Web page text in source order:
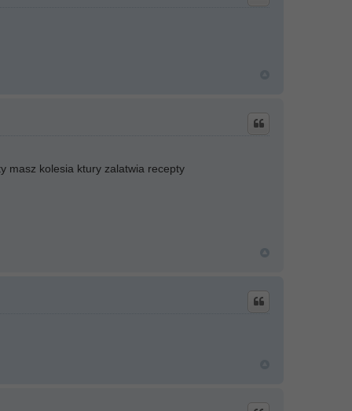
masz kolesia ktury zalatwia recepty